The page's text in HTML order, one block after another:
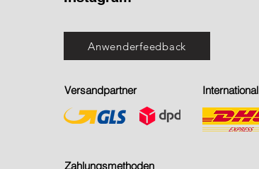
Anwenderfeedback
Versandpartner International
Zahlungsmethoden